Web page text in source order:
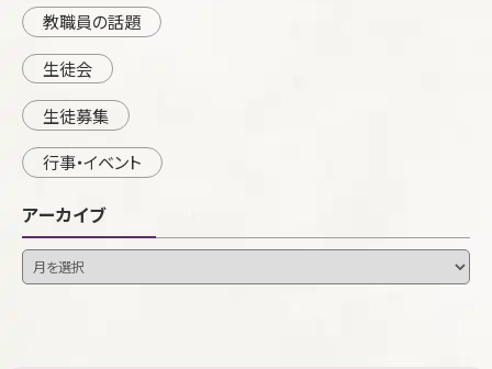
教職員の話題
生徒会
生徒募集
行事・イベント
アーカイブ